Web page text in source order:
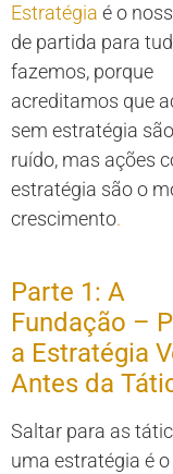
Estratégia é o
de partida para
fazemos, porque
acreditamos que
sem estratégia
ruído, mas ações
estratégia são o
crescimento.
Parte 1: A
Fundação –
a Estratégia
Antes da
Saltar para as
uma estratégia é